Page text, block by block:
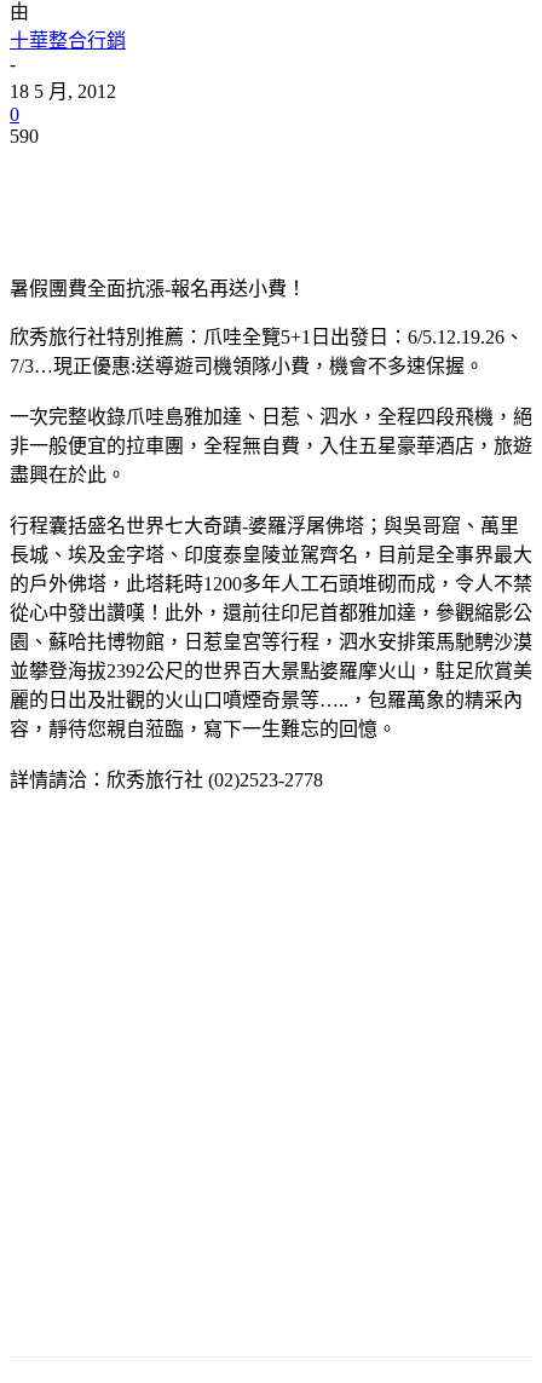
由
十華整合行銷
-
18 5 月, 2012
0
590
暑假團費全面抗漲-報名再送小費！
欣秀旅行社特別推薦：爪哇全覽5+1日出發日：6/5.12.19.26、
7/3…現正優惠:送導遊司機領隊小費，機會不多速保握。
一次完整收錄爪哇島雅加達、日惹、泗水，全程四段飛機，絕
非一般便宜的拉車團，全程無自費，入住五星豪華酒店，旅遊
盡興在於此。
行程囊括盛名世界七大奇蹟-婆羅浮屠佛塔；與吳哥窟、萬里
長城、埃及金字塔、印度泰皇陵並駕齊名，目前是全事界最大
的戶外佛塔，此塔耗時1200多年人工石頭堆砌而成，令人不禁
從心中發出讚嘆！此外，還前往印尼首都雅加達，參觀縮影公
園、蘇哈扥博物館，日惹皇宮等行程，泗水安排策馬馳騁沙漠
並攀登海拔2392公尺的世界百大景點婆羅摩火山，駐足欣賞美
麗的日出及壯觀的火山口噴煙奇景等…..，包羅萬象的精采內
容，靜待您親自蒞臨，寫下一生難忘的回憶。
詳情請洽：欣秀旅行社 (02)2523-2778